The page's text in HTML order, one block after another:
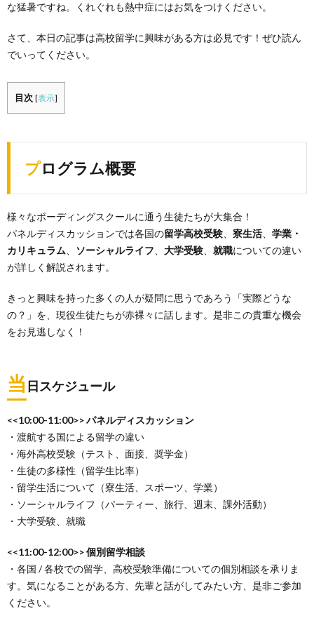
な猛暑ですね。くれぐれも熱中症にはお気をつけください。
さて、本日の記事は高校留学に興味がある方は必見です！ぜひ読ん
でいってください。
目次 [表示]
プログラム概要
様々なボーディングスクールに通う生徒たちが大集合！
パネルディスカッションでは各国の留学高校受験 寮生活
学業・
カリキュラム
ソーシャルライフ 大学受験 就職についての違い
が詳しく解説されます。
きっと興味を持った多くの人が疑問に思うであろう「実際どうな
の？」を、現役生徒たちが赤裸々に話します。是非この貴重な機会
をお見逃しなく！
当 日スケジュール
<<10:00-11:00>> パネルディスカッション
・渡航する国による留学の違い
・海外高校受験（テスト、面接、奨学金）
・生徒の多様性（留学生比率）
・留学生活について（寮生活、スポーツ、学業）
・ソーシャルライフ（パーティー、旅行、週末、課外活動）
・大学受験、就職
<<11:00-12:00>> 個別留学相談
・各国 / 各校での留学、高校受験準備についての個別相談を承りま
す。気になることがある方、先輩と話がしてみたい方、是非ご参加
ください。